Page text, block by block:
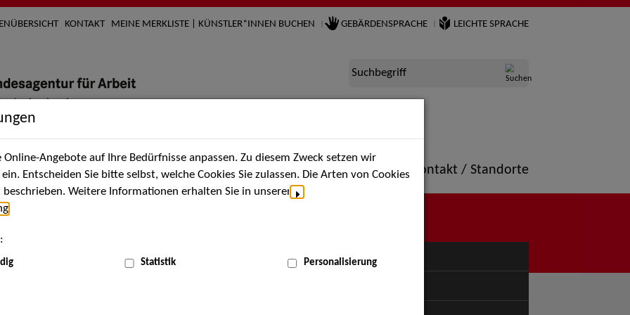
KONTAKT MEINE MERKLISTE | KÜNSTLER*INNEN BUCHEN GEBÄRDENSPRACHE LEICHTE SPRACHE
Suchbegriff
Künstler*innen Über uns Aktuelles Termine Portfolio Kontakt / Standorte
MENÜ
Angebote auf Ihre Bedürfnisse anpassen. Zu diesem Zweck setzen wir
Entscheiden Sie bitte selbst, welche Cookies Sie zulassen. Die Arten von Cookies
Weitere Informationen erhalten Sie in unserer
Statistik Personalisierung